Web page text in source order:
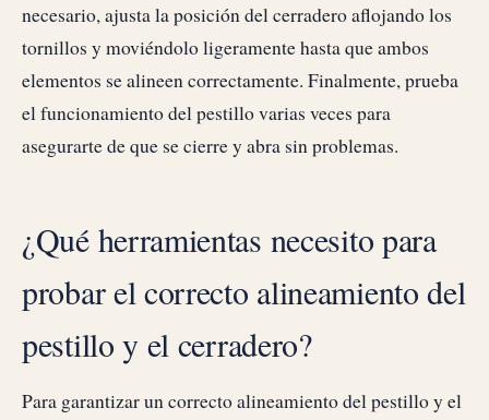
necesario, ajusta la posición del cerradero aflojando los
tornillos y moviéndolo ligeramente hasta que ambos
elementos se alineen correctamente. Finalmente, prueba
el funcionamiento del pestillo varias veces para
asegurarte de que se cierre y abra sin problemas.
¿Qué herramientas necesito para
probar el correcto alineamiento del
pestillo y el cerradero?
Para garantizar un correcto alineamiento del pestillo y el